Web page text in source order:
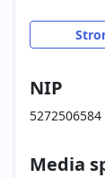
NIP
5272506584
Media